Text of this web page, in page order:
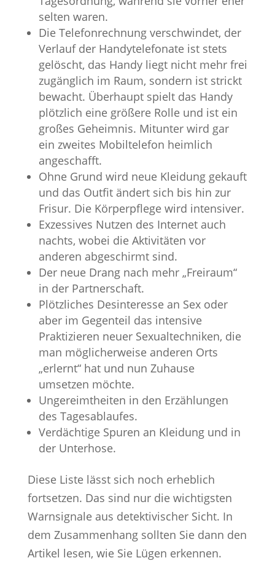
selten waren.
Die Telefonrechnung verschwindet, der
Verlauf der Handytelefonate ist stets
gelöscht, das Handy liegt nicht mehr frei
zugänglich im Raum, sondern ist strickt
bewacht. Überhaupt spielt das Handy
plötzlich eine größere Rolle und ist ein
großes Geheimnis. Mitunter wird gar
ein zweites Mobiltelefon heimlich
angeschafft.
Ohne Grund wird neue Kleidung gekauft
und das Outfit ändert sich bis hin zur
Frisur. Die Körperpflege wird intensiver.
Exzessives Nutzen des Internet auch
nachts, wobei die Aktivitäten vor
anderen abgeschirmt sind.
Der neue Drang nach mehr „Freiraum“
in der Partnerschaft.
Plötzliches Desinteresse an Sex oder
aber im Gegenteil das intensive
Praktizieren neuer Sexualtechniken, die
man möglicherweise anderen Orts
„erlernt“ hat und nun Zuhause
umsetzen möchte.
Ungereimtheiten in den Erzählungen
des Tagesablaufes.
Verdächtige Spuren an Kleidung und in
der Unterhose.
Diese Liste lässt sich noch erheblich
fortsetzen. Das sind nur die wichtigsten
Warnsignale aus detektivischer Sicht. In
dem Zusammenhang sollten Sie dann den
Artikel lesen, wie Sie Lügen erkennen.